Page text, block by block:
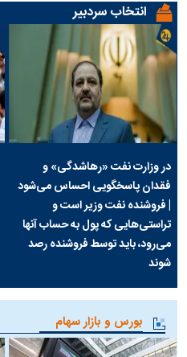
انتخاب سردبیر
در وزارت نفت «رهاشدگی» و
فقدان پاسخگویی احساس می‌شود
| فروشنده نفت وزیر است و
تراستی‌هایی که پول به حساب آنها
می‌رود، باید توسط فروشنده رصد
شوند
بورس و بازار سهام